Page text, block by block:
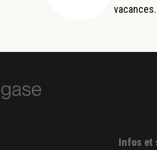
vacances.
Infos et